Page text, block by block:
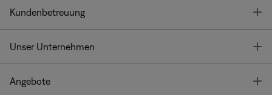
Kundenbetreuung
Unser Unternehmen
Angebote